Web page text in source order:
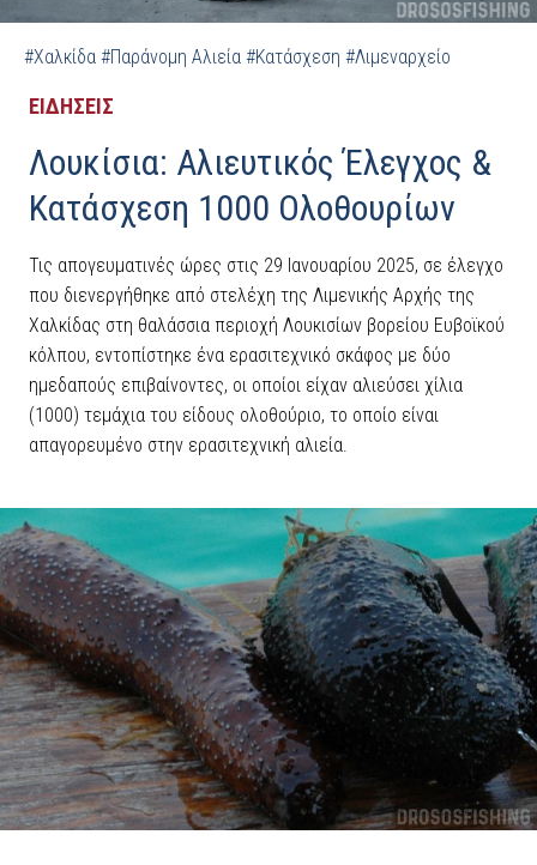
#Χαλκίδα #Παράνομη Αλιεία #Κατάσχεση #Λιμεναρχείο
ΕΙΔΗΣΕΙΣ
Λουκίσια: Αλιευτικός Έλεγχος &
Κατάσχεση 1000 Ολοθουρίων
Τις απογευματινές ώρες στις 29 Ιανουαρίου 2025, σε έλεγχο
που διενεργήθηκε από στελέχη της Λιμενικής Αρχής της
Χαλκίδας στη θαλάσσια περιοχή Λουκισίων βορείου Ευβοϊκού
κόλπου, εντοπίστηκε ένα ερασιτεχνικό σκάφος με δύο
ημεδαπούς επιβαίνοντες, οι οποίοι είχαν αλιεύσει χίλια
(1000) τεμάχια του είδους ολοθούριο, το οποίο είναι
απαγορευμένο στην ερασιτεχνική αλιεία.